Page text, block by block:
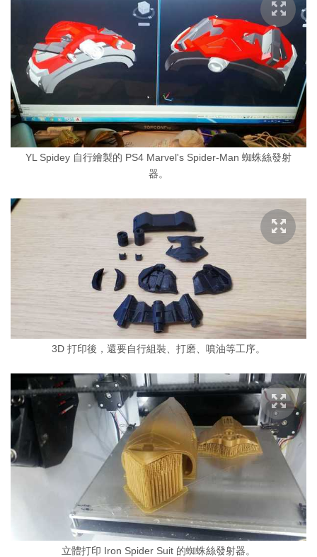
YL Spidey 自行繪製的 PS4 Marvel's Spider-Man 蜘蛛絲發射
器。
3D 打印後，還要自行組裝、打磨、噴油等工序。
立體打印 Iron Spider Suit 的蜘蛛絲發射器。